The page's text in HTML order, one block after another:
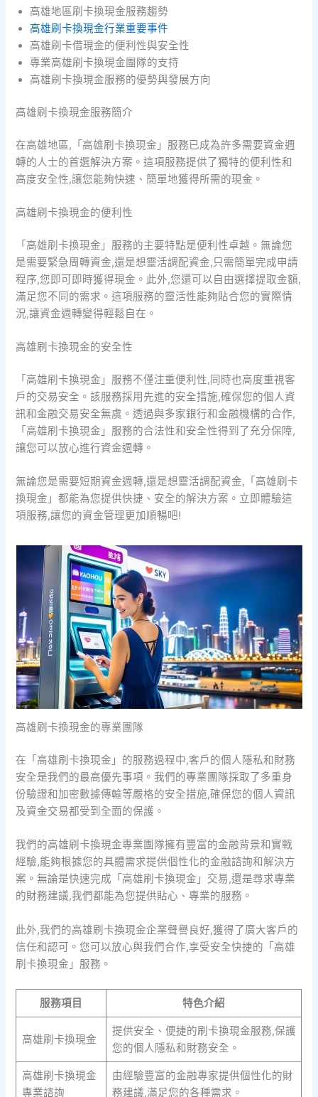
高雄地區刷卡換現金服務趨勢
高雄刷卡換現金行業重要事件
高雄刷卡借現金的便利性與安全性
專業高雄刷卡換現金團隊的支持
高雄刷卡換現金服務的優勢與發展方向
高雄刷卡換現金服務簡介
在高雄地區,「高雄刷卡換現金」服務已成為許多需要資金週
轉的人士的首選解決方案。這項服務提供了獨特的便利性和
高度安全性,讓您能夠快速、簡單地獲得所需的現金。
高雄刷卡換現金的便利性
「高雄刷卡換現金」服務的主要特點是便利性卓越。無論您
是需要緊急周轉資金,還是想靈活調配資金,只需簡單完成申請
程序,您即可即時獲得現金。此外,您還可以自由選擇提取金額,
滿足您不同的需求。這項服務的靈活性能夠貼合您的實際情
況,讓資金週轉變得輕鬆自在。
高雄刷卡換現金的安全性
「高雄刷卡換現金」服務不僅注重便利性,同時也高度重視客
戶的交易安全。該服務採用先進的安全措施,確保您的個人資
訊和金融交易安全無虞。透過與多家銀行和金融機構的合作,
「高雄刷卡換現金」服務的合法性和安全性得到了充分保障,
讓您可以放心進行資金週轉。
無論您是需要短期資金週轉,還是想靈活調配資金,「高雄刷卡
換現金」都能為您提供快捷、安全的解決方案。立即體驗這
項服務,讓您的資金管理更加順暢吧!
高雄刷卡換現金的專業團隊
在「高雄刷卡換現金」的服務過程中,客戶的個人隱私和財務
安全是我們的最高優先事項。我們的專業團隊採取了多重身
份驗證和加密數據傳輸等嚴格的安全措施,確保您的個人資訊
及資金交易都受到全面的保護。
我們的高雄刷卡換現金專業團隊擁有豐富的金融背景和實戰
經驗,能夠根據您的具體需求提供個性化的金融諮詢和解決方
案。無論是快速完成「高雄刷卡換現金」交易,還是尋求專業
的財務建議,我們都能為您提供貼心、專業的服務。
此外,我們的高雄刷卡換現金企業聲譽良好,獲得了廣大客戶的
信任和認可。您可以放心與我們合作,享受安全快捷的「高雄
刷卡換現金」服務。
服務項目 特色介紹
高雄刷卡換現金
提供安全、便捷的刷卡換現金服務,保護
您的個人隱私和財務安全。
高雄刷卡換現金
專業諮詢
由經驗豐富的金融專家提供個性化的財
務建議,滿足您的各種需求。